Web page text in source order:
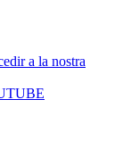
a la nostra